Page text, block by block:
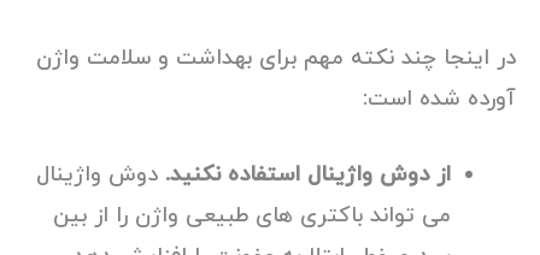
در اینجا چند نکته مهم برای بهداشت و سلامت واژن
آورده شده است:
از دوش واژینال استفاده نکنید. دوش واژینال
می تواند باکتری های طبیعی واژن را از بین